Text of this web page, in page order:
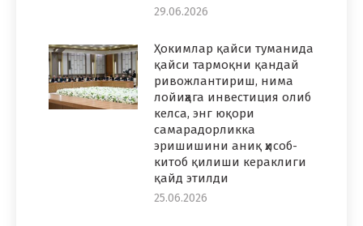
29.06.2026
Ҳокимлар қайси туманида
қайси тармоқни қандай
ривожлантириш, нима
лойиҳага инвестиция олиб
келса, энг юқори
самарадорликка
эришишини аниқ ҳисоб-
китоб қилиши кераклиги
қайд этилди
25.06.2026